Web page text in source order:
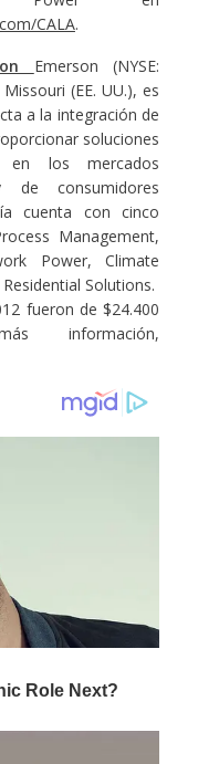
CALA.
Emerson (NYSE:
(EE. UU.), es
a la integración de
soluciones
en los mercados
de consumidores
cuenta con cinco
Management,
Power, Climate
Solutions.
fueron de $24.400
información,